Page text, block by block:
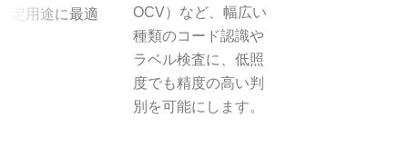
センササイズ
カメラへの固定は2点留めになります。
固定用 M3スクリューネジ付属
定用途に最適
OCV）など、幅広い
種類のコード認識や
ラベル検査に、低照
度でも精度の高い判
別を可能にします。